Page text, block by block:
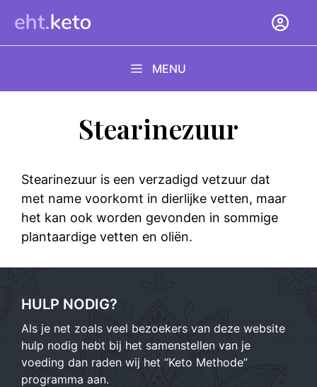
naar
de
MENU
Stearinezuur
Stearinezuur is een verzadigd vetzuur dat
met name voorkomt in dierlijke vetten, maar
het kan ook worden gevonden in sommige
plantaardige vetten en oliën.
HULP NODIG?
Als je net zoals veel bezoekers van deze website
hulp nodig hebt bij het samenstellen van je
voeding dan raden wij het “Keto Methode”
programma aan.